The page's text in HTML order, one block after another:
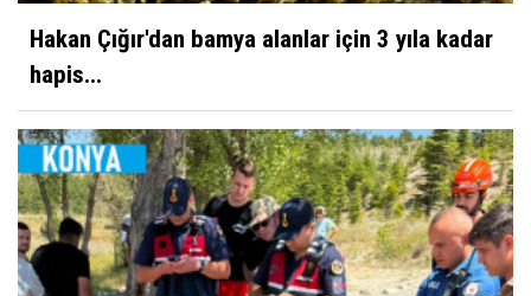
Hakan Çığır'dan bamya alanlar için 3 yıla kadar
hapis...